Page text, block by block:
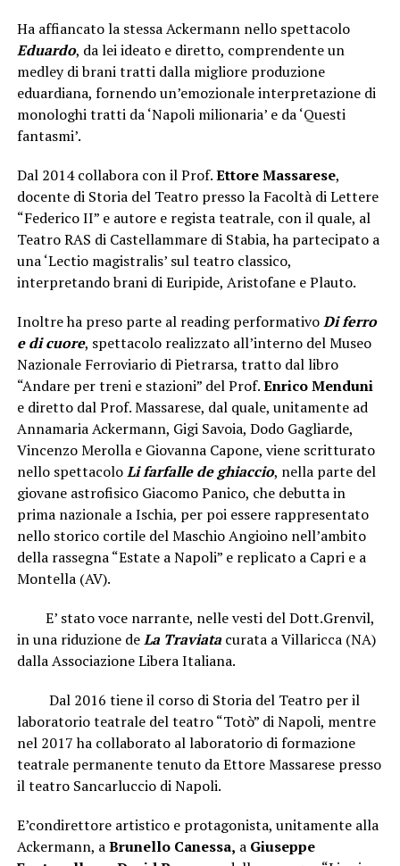
Ha affiancato la stessa Ackermann nello spettacolo
Eduardo, da lei ideato e diretto, comprendente un
medley di brani tratti dalla migliore produzione
eduardiana, fornendo un’emozionale interpretazione di
monologhi tratti da ‘Napoli milionaria’ e da ‘Questi
fantasmi’.
Dal 2014 collabora con il Prof.Ettore Massarese,
docente di Storia del Teatro presso la Facoltà di Lettere
“Federico II” e autore e regista teatrale, con il quale, al
Teatro RAS di Castellammare di Stabia, ha partecipato a
una ‘Lectio magistralis’ sul teatro classico,
interpretando brani di Euripide, Aristofane e Plauto.
Inoltre ha preso parte al reading performativoDi ferro
e di cuore, spettacolo realizzato all’interno del Museo
Nazionale Ferroviario di Pietrarsa, tratto dal libro
“Andare per treni e stazioni” del Prof.Enrico Menduni
e diretto dal Prof. Massarese, dal quale, unitamente ad
Annamaria Ackermann, Gigi Savoia, Dodo Gagliarde,
Vincenzo Merolla e Giovanna Capone, viene scritturato
nello spettacoloLi farfalle de ghiaccio, nella parte del
giovane astrofisico Giacomo Panico, che debutta in
prima nazionale a Ischia, per poi essere rappresentato
nello storico cortile del Maschio Angioino nell’ambito
della rassegna “Estate a Napoli” e replicato a Capri e a
Montella (AV).
E’ stato voce narrante, nelle vesti del Dott.Grenvil,
in una riduzione deLa Traviatacurata a Villaricca (NA)
dalla Associazione Libera Italiana.
Dal 2016 tiene il corso di Storia del Teatro per il
laboratorio teatrale del teatro “Totò” di Napoli, mentre
nel 2017 ha collaborato al laboratorio di formazione
teatrale permanente tenuto da Ettore Massarese presso
il teatro Sancarluccio di Napoli.
E’condirettore artistico e protagonista, unitamente alla
Ackermann, aBrunello Canessa, a Giuseppe